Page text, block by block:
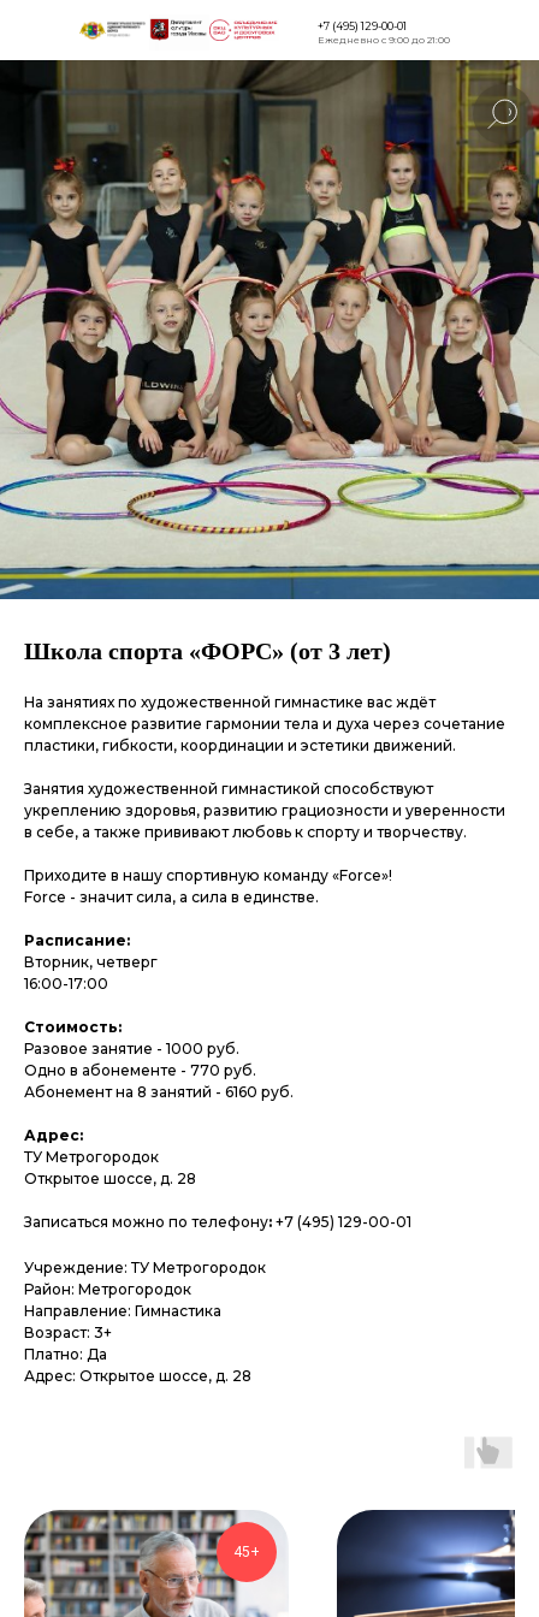
Версия для
+7 (495) 129-00-01
Ежедневно с 9:00 до 21:00
Школа спорта «ФОРС» (от 3 лет)
На занятиях по художественной гимнастике вас ждёт
комплексное развитие гармонии тела и духа через сочетание
пластики, гибкости, координации и эстетики движений.
Занятия художественной гимнастикой способствуют
укреплению здоровья, развитию грациозности и уверенности
в себе, а также прививают любовь к спорту и творчеству.
Приходите в нашу спортивную команду «Force»!
Force - значит сила, а сила в единстве.
Расписание:
Вторник, четверг
16:00-17:00
Стоимость:
Разовое занятие - 1000 руб.
Одно в абонементе - 770 руб.
Абонемент на 8 занятий - 6160 руб.
Адрес:
ТУ Метрогородок
Открытое шоссе, д. 28
Записаться можно по телефону: +7 (495) 129-00-01
Учреждение: ТУ Метрогородок
Район: Метрогородок
Направление: Гимнастика
Возраст: 3+
Платно: Да
Адрес: Открытое шоссе, д. 28
45+